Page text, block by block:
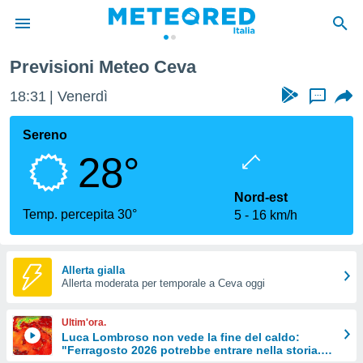
di
per
le
di
Web
le
Previsioni Meteo Ceva
18:31 Venerdì ...
Sereno
28°
Temp. percepita 30°
Nord-est
5
16 km/h
Allerta gialla
Allerta moderata per temporale a Ceva oggi
Ultim'ora.
Luca Lombroso non vede la fine del caldo:
"Ferragosto 2026 potrebbe entrare nella storia.